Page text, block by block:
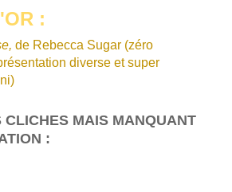
:
de Rebecca Sugar (zéro
diverse et super
CLICHES MAIS MANQUANT
: